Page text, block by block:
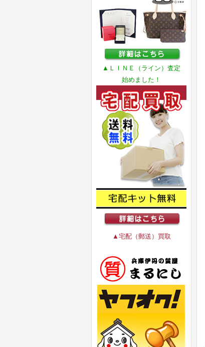
▲ＬＩＮＥ（ライン）査定
始めました！
▲宅配（郵送）買取